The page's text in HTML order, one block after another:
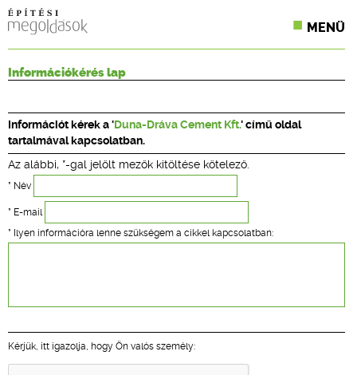
MENÜ
CPR TERMÉKKIÍRÁS
ÉPÍTÉSI JOG
ONLINE KÉPZÉSEK
TERVEZÉSI SEGÉDLETEK
Információkérés lap
Információt kérek a ' Duna-Dráva Cement Kft.' című oldal
tartalmával kapcsolatban.
Az alábbi, *-gal jelölt mezők kitöltése kötelező.
* Név
* E-mail
* Ilyen információra lenne szükségem a cikkel kapcsolatban:
Kérjük, itt igazolja, hogy Ön valós személy: